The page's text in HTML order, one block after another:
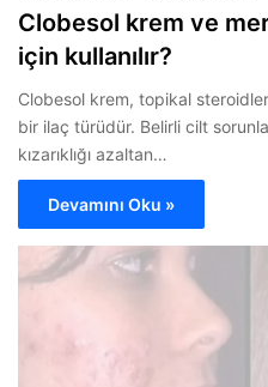
Clobesol krem ve
için kullanılır?
Clobesol krem, topikal
bir ilaç türüdür. Belirli cilt
kızarıklığı azaltan…
Devamını Oku »